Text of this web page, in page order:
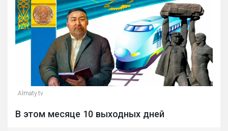
Almaty.tv
В этом месяце 10 выходных дней